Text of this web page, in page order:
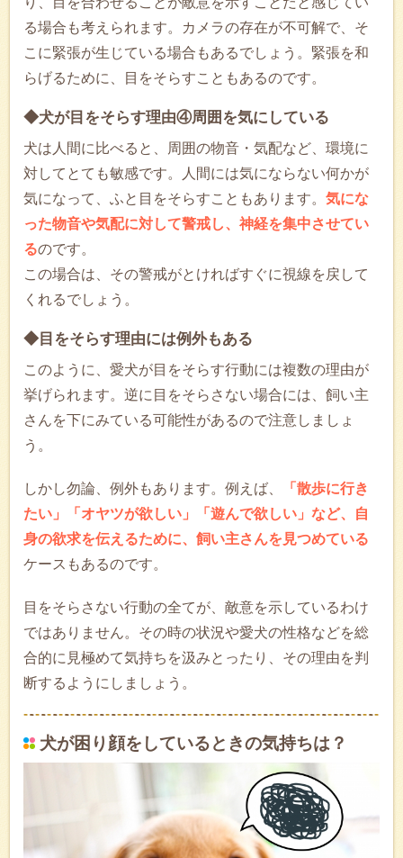
る場合も考えられます。カメラの存在が不可解で、そ
こに緊張が生じている場合もあるでしょう。緊張を和
らげるために、目をそらすこともあるのです。
◆犬が目をそらす理由④周囲を気にしている
犬は人間に比べると、周囲の物音・気配など、環境に
対してとても敏感です。人間には気にならない何かが
気になって、ふと目をそらすこともあります。 気にな
った物音や気配に対して警戒し、神経を集中させてい
るのです。
この場合は、その警戒がとければすぐに視線を戻して
くれるでしょう。
◆目をそらす理由には例外もある
このように、愛犬が目をそらす行動には複数の理由が
挙げられます。逆に目をそらさない場合には、飼い主
さんを下にみている可能性があるので注意しましょ
う。
しかし勿論、例外もあります。例えば、
「散歩に行き
たい」「オヤツが欲しい」「遊んで欲しい」など、自
身の欲求を伝えるために、飼い主さんを見つめている
ケースもあるのです。
目をそらさない行動の全てが、敵意を示しているわけ
ではありません。その時の状況や愛犬の性格などを総
合的に見極めて気持ちを汲みとったり、その理由を判
断するようにしましょう。
犬が困り顔をしているときの気持ちは？